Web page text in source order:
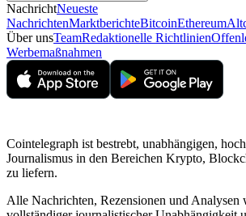
NachrichtNeueste
NachrichtenMarktberichteBitcoinEthereum
Über unsTeamRedaktionelle Richtlinien
Werbemaßnahmen
Cointelegraph ist bestrebt, unabhängigen,
Journalismus in den Bereichen Krypto,
zu liefern.
Alle Nachrichten, Rezensionen und Analysen